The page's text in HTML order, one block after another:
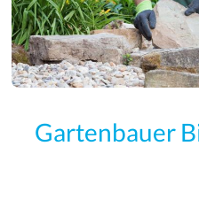
Gartenbauer